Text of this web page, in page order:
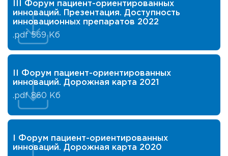
III Форум пациент-ориентированных
инноваций. Презентация. Доступность
инновационных препаратов 2022
.pdf569 Кб
II Форум пациент-ориентированных
инноваций. Дорожная карта 2021
.pdf860 Кб
I Форум пациент-ориентированных
инноваций. Дорожная карта 2020